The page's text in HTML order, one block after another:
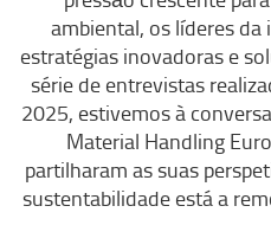
ambiental, os líderes
estratégias inovadoras e
série de entrevistas
2025, estivemos à
Material Handling
partilharam as suas
sustentabilidade está a